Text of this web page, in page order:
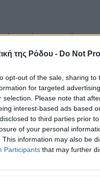
της Ρόδου - Do Not
opt-out of the sale, sharing
for targeted
selection. Please note that
interest-based ads based
to third parties prior
of your personal
This information may also be
Participants that may further
να τίθενται ρήτρες
εργασία σε
συμφωνηθεί με
από εργαζόμενο,
τροποποίηση της
εφεξής με